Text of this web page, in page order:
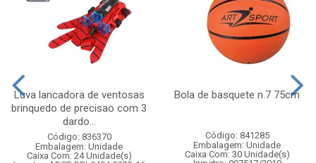
Luva lancadora de ventosas
brinquedo de precisao com 3
dardo...
Código: 836370
Embalagem: Unidade
Caixa Com: 24 Unidade(s)
Bola de basquete n.7 75cm
Código: 841285
Embalagem: Unidade
Caixa Com: 30 Unidade(s)